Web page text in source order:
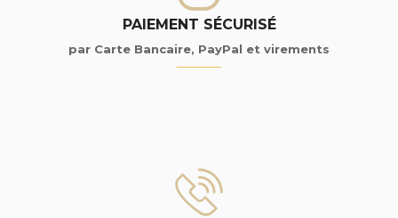
PAIEMENT SÉCURISÉ
par Carte Bancaire, PayPal et virements